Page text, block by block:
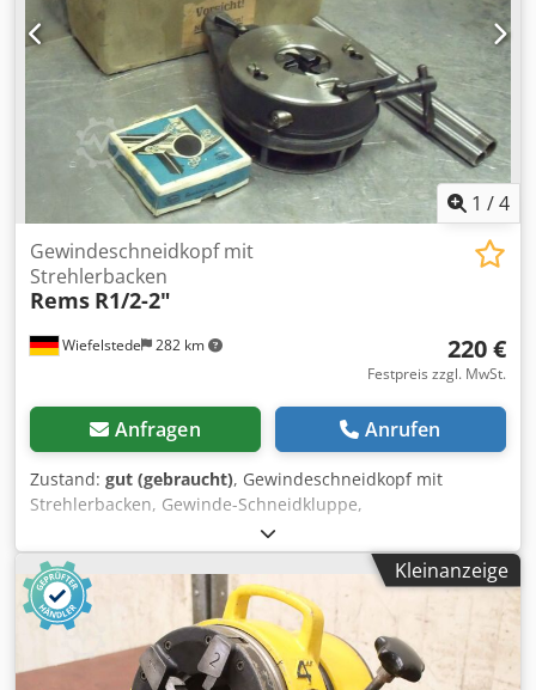
1 /4
Wiefelstede 282 km
Gewindeschneidkopf mit
Strehlerbacken
Rems R1/2-2"
220 €
Festpreis zzgl. MwSt.
Anfragen Anrufen
Zustand: gut (gebraucht), Gewindeschneidkopf mit
Strehlerbacken, Gewinde-Schneidkluppe,
Gewindeschneidmaschine, Rohrgewinde-Schneide -Zoll
Gewinde: 1/2"- 2" Zoll Dedpsb A N Uqefx Accjkr -Verpackt:
im Kontakt -Gewicht: 15 kg
Kleinanzeige